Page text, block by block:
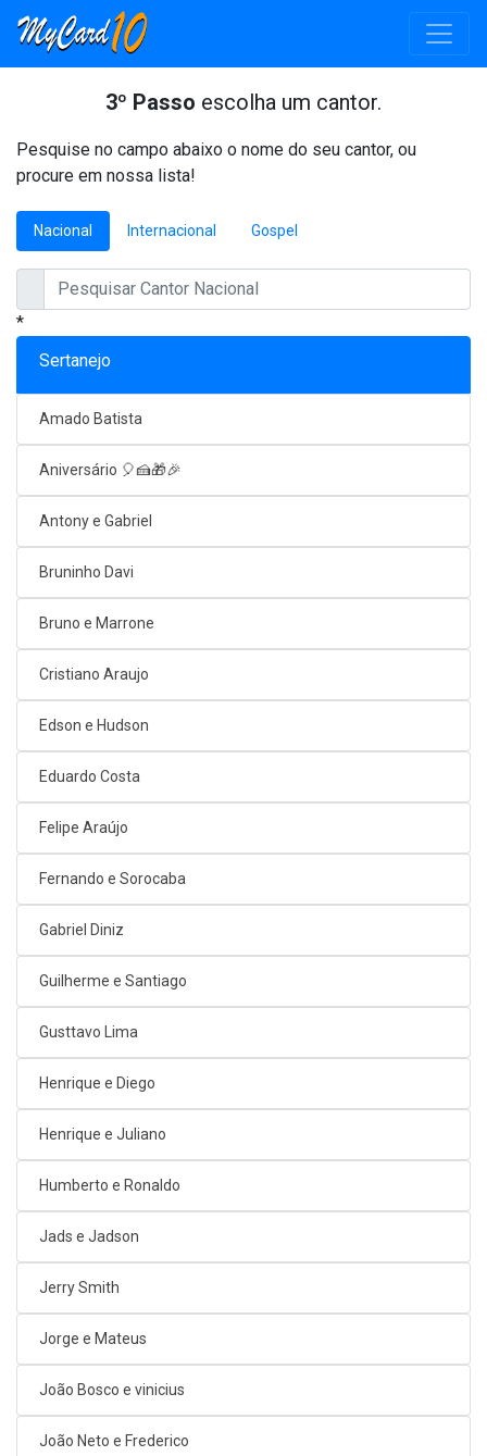
3º Passo escolha um cantor.
Pesquise no campo abaixo o nome do seu cantor, ou
procure em nossa lista!
Nacional Internacional Gospel
*
Sertanejo
Amado Batista
Aniversário 🎈🍰🎁🎉
Antony e Gabriel
Bruninho Davi
Bruno e Marrone
Cristiano Araujo
Edson e Hudson
Eduardo Costa
Felipe Araújo
Fernando e Sorocaba
Gabriel Diniz
Guilherme e Santiago
Gusttavo Lima
Henrique e Diego
Henrique e Juliano
Humberto e Ronaldo
Jads e Jadson
Jerry Smith
Jorge e Mateus
João Bosco e vinicius
João Neto e Frederico